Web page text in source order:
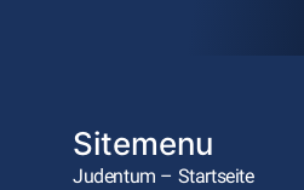
Sitemenu
Judentum – Startseite